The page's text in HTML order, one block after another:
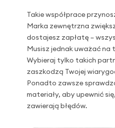
Takie współprace
Marka zewnętrzna
dostajesz zapłatę –
Musisz jednak uważać na
Wybieraj tylko takich
zaszkodzą Twojej
Ponadto zawsze
materiały, aby upewnić
zawierają błędów.